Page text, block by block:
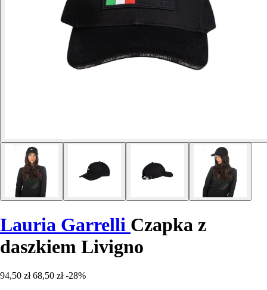
Lauria Garrelli Czapka z
daszkiem Livigno
94,50 zł 68,50 zł -28%